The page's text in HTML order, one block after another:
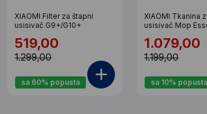
XIAOMI Filter za štapni
usisivač G9+/G10+
519,00
1.299,00
sa 60% popusta
XIAOMI Tkanina
usisivač Mop
1.079,00
1.199,00
sa 10% popusta